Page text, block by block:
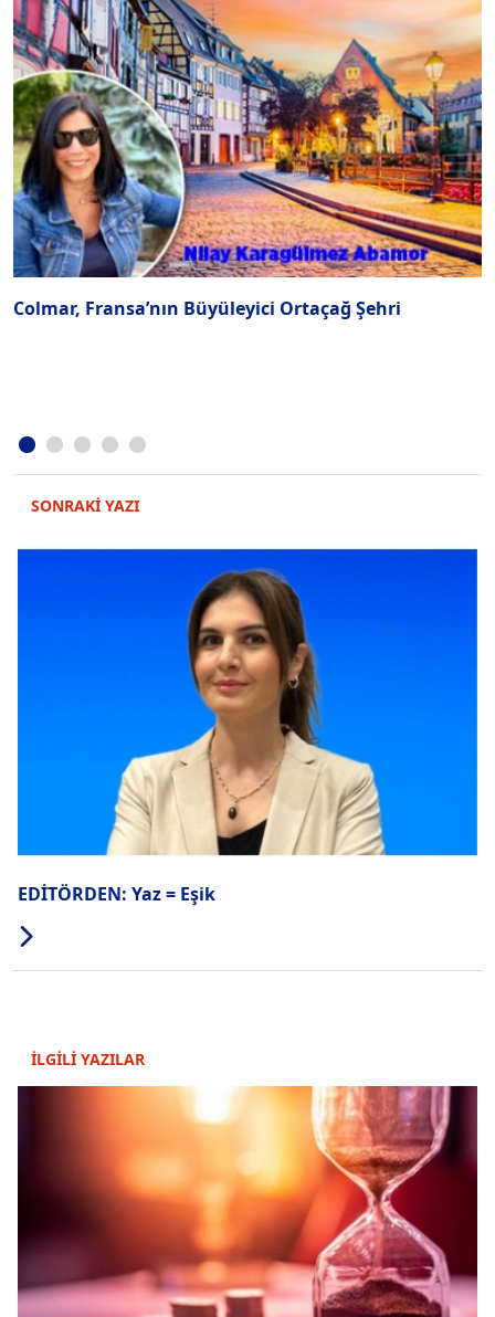
Colmar, Fransa’nın Büyüleyici Ortaçağ Şehri
SONRAKİ YAZI
EDİTÖRDEN: Yaz = Eşik
İLGİLİ YAZILAR